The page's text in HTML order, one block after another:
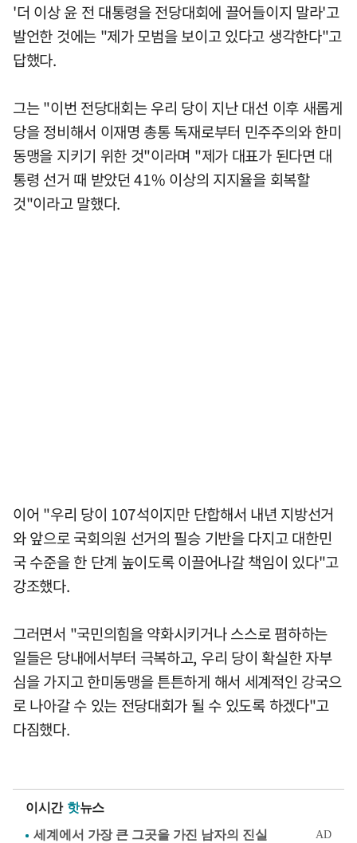
'더 이상 윤 전 대통령을 전당대회에 끌어들이지 말라'고
발언한 것에는 "제가 모범을 보이고 있다고 생각한다"고
답했다.
그는 "이번 전당대회는 우리 당이 지난 대선 이후 새롭게
당을 정비해서 이재명 총통 독재로부터 민주주의와 한미
동맹을 지키기 위한 것"이라며 "제가 대표가 된다면 대
통령 선거 때 받았던 41% 이상의 지지율을 회복할
것"이라고 말했다.
이어 "우리 당이 107석이지만 단합해서 내년 지방선거
와 앞으로 국회의원 선거의 필승 기반을 다지고 대한민
국 수준을 한 단계 높이도록 이끌어나갈 책임이 있다"고
강조했다.
그러면서 "국민의힘을 약화시키거나 스스로 폄하하는
일들은 당내에서부터 극복하고, 우리 당이 확실한 자부
심을 가지고 한미동맹을 튼튼하게 해서 세계적인 강국으
로 나아갈 수 있는 전당대회가 될 수 있도록 하겠다"고
다짐했다.
이시간 핫뉴스